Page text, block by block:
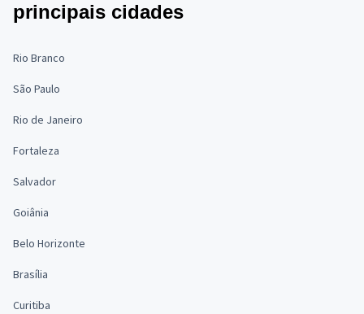
principais cidades
Rio Branco
São Paulo
Rio de Janeiro
Fortaleza
Salvador
Goiânia
Belo Horizonte
Brasília
Curitiba